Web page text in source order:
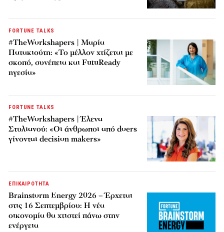
FORTUNE TALKS
#TheWorkshapers | Μαρία
Πατακιούτη: «Το μέλλον χτίζεται με
σκοπό, συνέπεια και FutuReady
ηγεσία»
FORTUNE TALKS
#TheWorkshapers | Έλενα
Στυλιανού: «Οι άνθρωποι από doers
γίνονται decision makers»
ΕΠΙΚΑΙΡΟΤΗΤΑ
Brainstorm Energy 2026 – Έρχεται
στις 16 Σεπτεμβρίου: Η νέα
οικονομία θα χτιστεί πάνω στην
ενέργεια